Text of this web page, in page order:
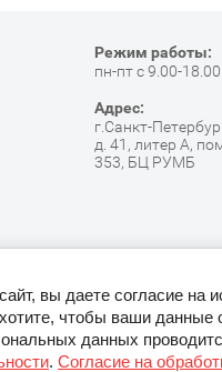
Режим работы:
пн-пт с 9.00-18.00
Адрес:
г.Санкт-
д. 41, литер А,
353, БЦ РУМБ
вы даете согласие на
чтобы ваши данные
данных
. Согласие на